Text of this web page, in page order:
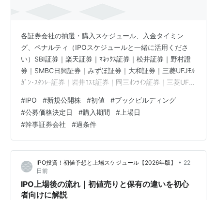
各証券会社の抽選・購入スケジュール、入金タイミン
グ、ペナルティ（IPOスケジュールと一緒に活用くださ
い）SBI証券｜楽天証券｜ﾏﾈｯｸｽ証券｜松井証券｜野村證
券｜SMBC日興証券｜みずほ証券｜大和証券｜三菱UFJﾓﾙ
ｶﾞﾝ･ｽﾀﾝﾚｰ証券｜岩井ｺｽﾓ証券｜岡三ｵﾝﾗｲﾝ証券｜三菱UFJ
#IPO #新規公開株 #初値 #ブックビルディング
#公募価格決定日 #購入期間 # 上場日
#幹事証券会社 #過条件
IPO投資！初値予想と上場スケジュール【2026年版】 • 22
日前
IPO上場後の流れ｜初値売りと保有の違いを初心
者向けに解説